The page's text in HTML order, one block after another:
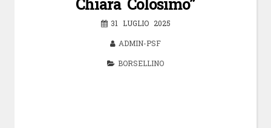
31 LUGLIO 2025
ADMIN-PSF
BORSELLINO